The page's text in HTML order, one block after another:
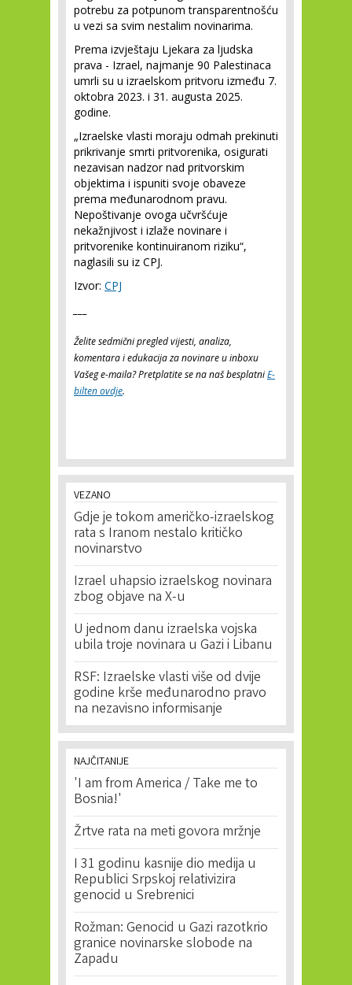
potrebu za potpunom transparentnošću
u vezi sa svim nestalim novinarima.
Prema izvještaju Ljekara za ljudska
prava - Izrael, najmanje 90 Palestinaca
umrli su u izraelskom pritvoru između 7.
oktobra 2023. i 31. augusta 2025.
godine.
„Izraelske vlasti moraju odmah prekinuti
prikrivanje smrti pritvorenika, osigurati
nezavisan nadzor nad pritvorskim
objektima i ispuniti svoje obaveze
prema međunarodnom pravu.
Nepoštivanje ovoga učvršćuje
nekažnjivost i izlaže novinare i
pritvorenike kontinuiranom riziku“,
naglasili su iz CPJ.
Izvor: CPJ
Želite sedmični pregled vijesti, analiza,
komentara i edukacija za novinare u inboxu
Vašeg e-maila? Pretplatite se na naš besplatniE-
bilten ovdje.
VEZANO
Gdje je tokom američko-izraelskog
rata s Iranom nestalo kritičko
novinarstvo
Izrael uhapsio izraelskog novinara
zbog objave na X-u
U jednom danu izraelska vojska
ubila troje novinara u Gazi i Libanu
RSF: Izraelske vlasti više od dvije
godine krše međunarodno pravo
na nezavisno informisanje
NAJČITANIJE
'I am from America / Take me to
Bosnia!'
Žrtve rata na meti govora mržnje
I 31 godinu kasnije dio medija u
Republici Srpskoj relativizira
genocid u Srebrenici
Rožman: Genocid u Gazi razotkrio
granice novinarske slobode na
Zapadu